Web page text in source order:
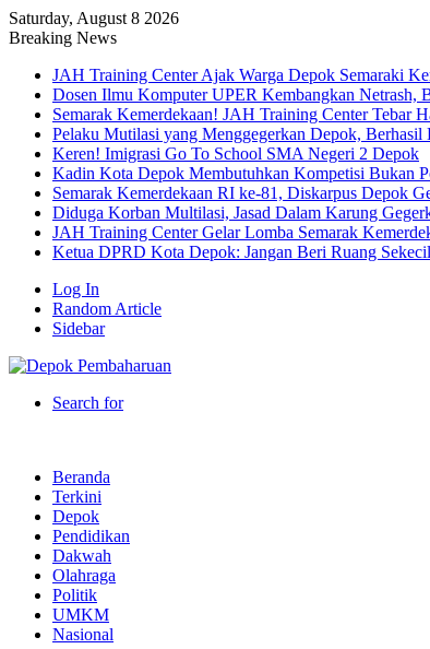
Saturday, August 8 2026
Breaking News
JAH Training Center Ajak Warga Depok Semaraki
Dosen Ilmu Komputer UPER Kembangkan Netrash,
Semarak Kemerdekaan! JAH Training Center Tebar
Pelaku Mutilasi yang Menggegerkan Depok, Berhasil
Keren! Imigrasi Go To School SMA Negeri 2 Depok
Kadin Kota Depok Membutuhkan Kompetisi Bukan
Semarak Kemerdekaan RI ke-81, Diskarpus Depok
Diduga Korban Multilasi, Jasad Dalam Karung
JAH Training Center Gelar Lomba Semarak
Ketua DPRD Kota Depok: Jangan Beri Ruang
Log In
Random Article
Sidebar
Search for
Beranda
Terkini
Depok
Pendidikan
Dakwah
Olahraga
Politik
UMKM
Nasional